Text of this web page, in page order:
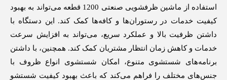
استفاده از ماشین ظرفشویی صنعتی 1200 قطعه می‌تواند به بهبود
کیفیت خدمات در رستوران‌ها و کافه‌ها کمک کند. این دستگاه با
داشتن ظرفیت بالا و عملکرد سریع، می‌تواند به افزایش سرعت
خدمات و کاهش زمان انتظار مشتریان کمک کند. همچنین، با داشتن
برنامه‌های شستشوی متنوع، امکان شستشوی انواع ظروف با
جنس‌های مختلف را فراهم می‌کند که باعث بهبود کیفیت شستشو